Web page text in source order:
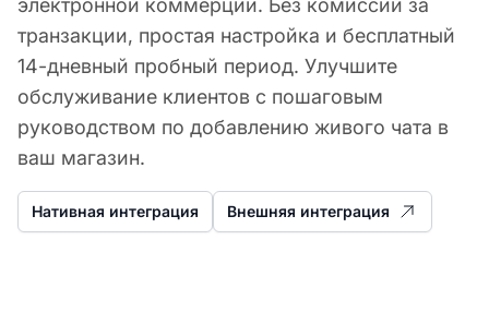
электронной коммерции. Без комиссий за
транзакции, простая настройка и бесплатный
14-дневный пробный период. Улучшите
обслуживание клиентов с пошаговым
руководством по добавлению живого чата в
ваш магазин.
Нативная интеграция Внешняя интеграция